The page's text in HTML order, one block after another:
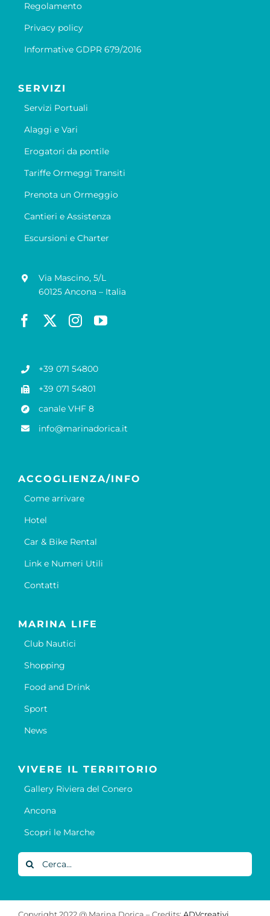
Regolamento
Privacy policy
Informative GDPR 679/2016
SERVIZI
Servizi Portuali
Alaggi e Vari
Erogatori da pontile
Tariffe Ormeggi Transiti
Prenota un Ormeggio
Cantieri e Assistenza
Escursioni e Charter
Via Mascino, 5/L
60125 Ancona – Italia
+39 071 54800
+39 071 54801
canale VHF 8
info@marinadorica.it
ACCOGLIENZA/INFO
Come arrivare
Hotel
Car & Bike Rental
Link e Numeri Utili
Contatti
MARINA LIFE
Club Nautici
Shopping
Food and Drink
Sport
News
VIVERE IL TERRITORIO
Gallery Riviera del Conero
Ancona
Scopri le Marche
Cerca
per: